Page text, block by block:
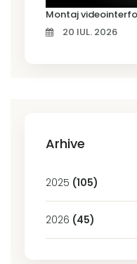
20 IUL. 2026
Arhive
2025 (105)
2026 (45)